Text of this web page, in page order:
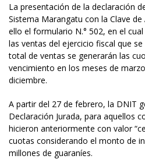
La presentación de la declaración
Sistema Marangatu con la Clave
ello el formulario N.° 502, en el
las ventas del ejercicio fiscal que
total de ventas se generarán las
vencimiento en los meses de
diciembre.
A partir del 27 de febrero, la DNIT
Declaración Jurada, para aquellos
hicieron anteriormente con valor
cuotas considerando el monto de
millones de guaraníes.